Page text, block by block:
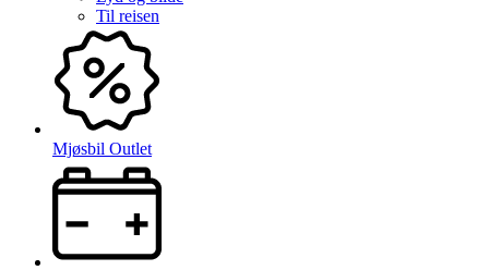
Til reisen
Mjøsbil Outlet